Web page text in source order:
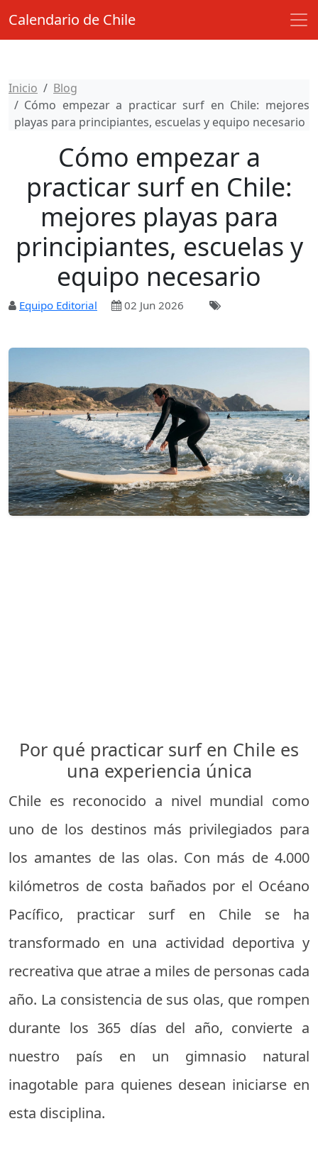
Calendario de Chile
Inicio
Blog
Cómo empezar a practicar surf en Chile: mejores
playas para principiantes, escuelas y equipo necesario
Cómo empezar a
practicar surf en Chile:
mejores playas para
principiantes, escuelas y
equipo necesario
Equipo Editorial 02 Jun 2026
Por qué practicar surf en Chile es
una experiencia única
Chile es reconocido a nivel mundial como
uno de los destinos más privilegiados para
los amantes de las olas. Con más de 4.000
kilómetros de costa bañados por el Océano
Pacífico, practicar surf en Chile se ha
transformado en una actividad deportiva y
recreativa que atrae a miles de personas cada
año. La consistencia de sus olas, que rompen
durante los 365 días del año, convierte a
nuestro país en un gimnasio natural
inagotable para quienes desean iniciarse en
esta disciplina.